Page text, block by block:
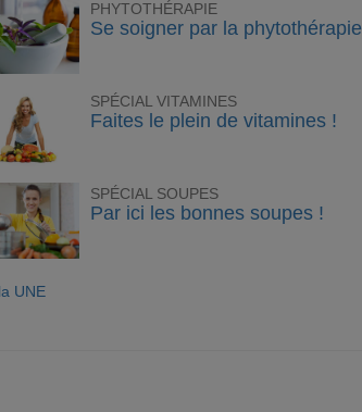
PHYTOTHÉRAPIE
Se soigner par la phytothérapie
SPÉCIAL VITAMINES
Faites le plein de vitamines !
SPÉCIAL SOUPES
Par ici les bonnes soupes !
UNE